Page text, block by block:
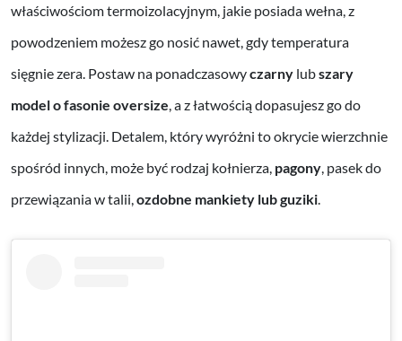
właściwościom termoizolacyjnym, jakie posiada wełna, z
powodzeniem możesz go nosić nawet, gdy temperatura
sięgnie zera. Postaw na ponadczasowyczarny lubszary
model o fasonie oversize, a z łatwością dopasujesz go do
każdej stylizacji. Detalem, który wyróżni to okrycie wierzchnie
spośród innych, może być rodzaj kołnierza, pagony, pasek do
przewiązania w talii,ozdobne mankiety lub guziki.